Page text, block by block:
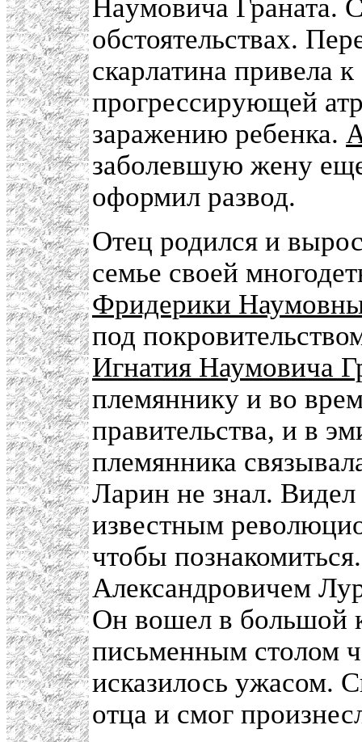
Hayмовича Граната.
обстоятельствах.
скарлатина привела
прогрессирующей
заражению ребенка.
заболевшую жену
оформил развод.
Отец родился и
семье своей
Фридерики Наумовны
под
Игнатия Наумовича
племяннику и во
правительства, и в
племянника
Ларин не знал.
известным
чтобы
Александровичем
Он вошел в большой
письменным столом
исказилось ужасом.
отца и смог